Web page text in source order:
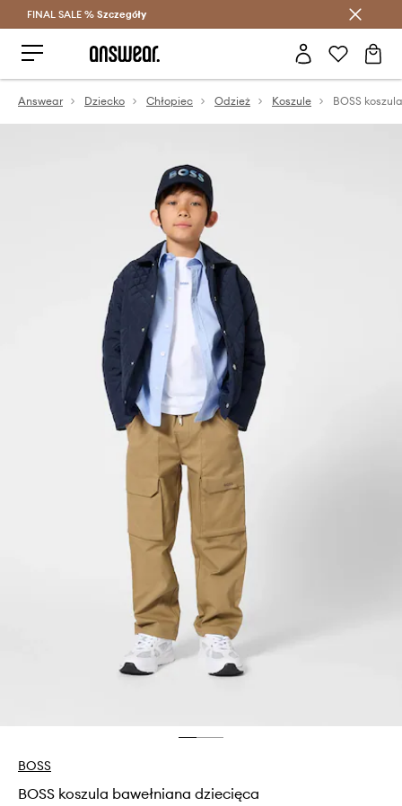
Oszczędzaj z Answear Club >
FINAL SALE % Szczegóły
Answear Dziecko Chłopiec Odzież Koszule
BOSS
BOSS koszula bawełniana dziecięca